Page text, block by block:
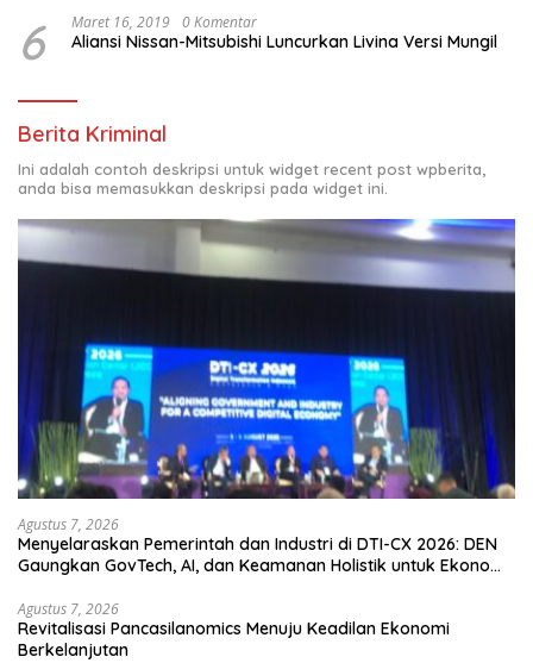
6 Maret 16, 2019 0 Komentar
Aliansi Nissan-Mitsubishi Luncurkan Livina Versi Mungil
Berita Kriminal
Ini adalah contoh deskripsi untuk widget recent post wpberita,
anda bisa memasukkan deskripsi pada widget ini.
Agustus 7, 2026
Menyelaraskan Pemerintah dan Industri di DTI-CX 2026: DEN
Gaungkan GovTech, AI, dan Keamanan Holistik untuk Ekonomi
Agustus 7, 2026
Revitalisasi Pancasilanomics Menuju Keadilan Ekonomi
Berkelanjutan